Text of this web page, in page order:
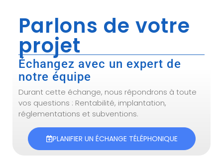
Parlons de votre
projet
Échangez avec un expert de
notre équipe
Durant cette échange, nous répondrons à toute
vos questions : Rentabilité, implantation,
réglementations et subventions.
PLANIFIER UN ÉCHANGE TÉLÉPHONIQUE